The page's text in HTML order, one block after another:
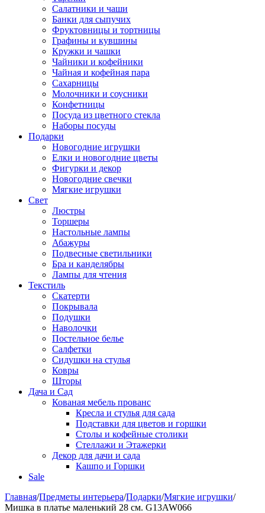
Салатники и чаши
Банки для сыпучих
Фруктовницы и тортницы
Графины и кувшины
Кружки и чашки
Чайники и кофейники
Чайная и кофейная пара
Сахарницы
Молочники и соусники
Конфетницы
Посуда из цветного стекла
Наборы посуды
Подарки
Новогодние игрушки
Елки и новогодние цветы
Фигурки и декор
Новогодние свечки
Мягкие игрушки
Свет
Люстры
Торшеры
Настольные лампы
Абажуры
Подвесные светильники
Бра и канделябры
Лампы для чтения
Текстиль
Скатерти
Покрывала
Подушки
Наволочки
Постельное белье
Салфетки
Сидушки на стулья
Ковры
Шторы
Дача и Сад
Кованая мебель прованс
Кресла и стулья для сада
Подставки для цветов и горшки
Столы и кофейные столики
Стеллажи и Этажерки
Декор для дачи и сада
Кашпо и Горшки
Sale
Главная/Предметы интерьера/Подарки/Мягкие игрушки/
Мишка в платье маленький 28 см. G13AW066